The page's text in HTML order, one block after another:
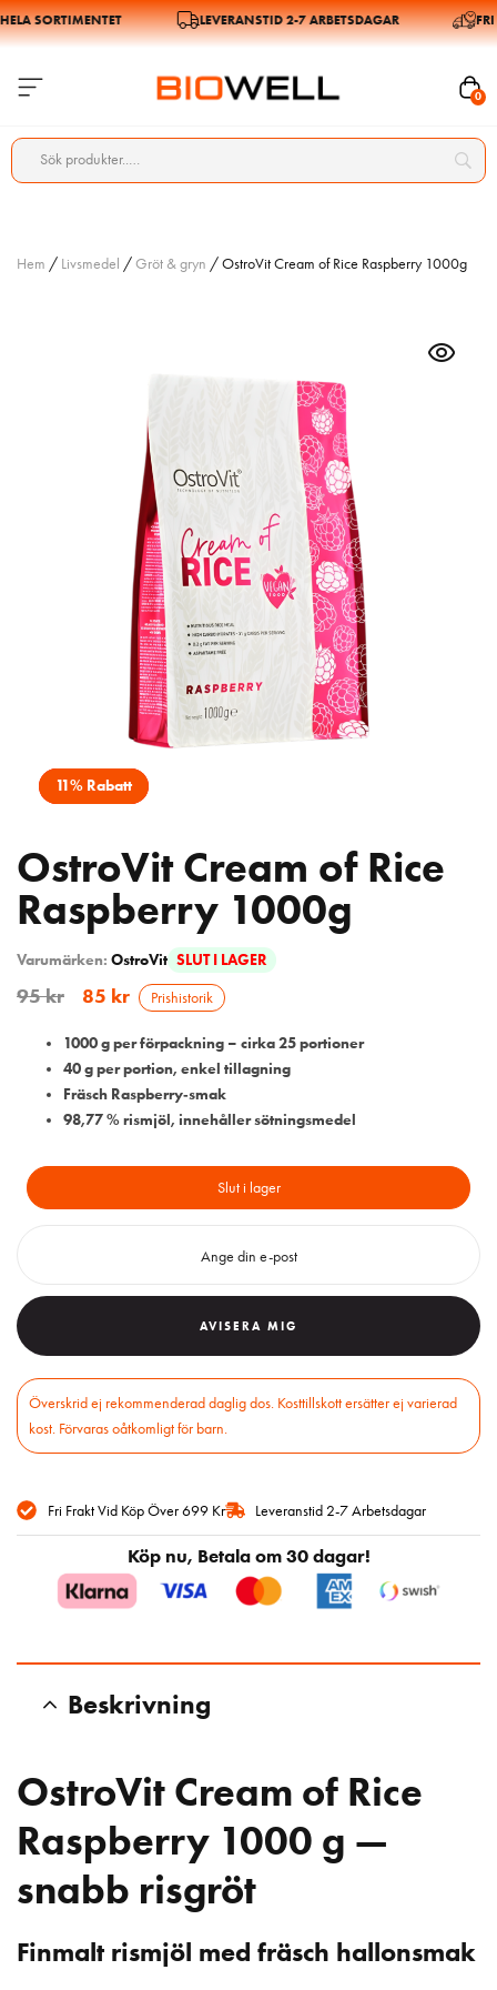
SORTIMENTET LEVERANSTID 2-7 ARBETSDAGAR FRI
0
Hem / Livsmedel /Gröt & gryn / OstroVit Cream of Rice Raspberry 1000g
11% Rabatt
OstroVit Cream of Rice
Raspberry 1000g
Varumärken: OstroVit SLUT I LAGER
95kr 85 kr Prishistorik
1000 g per förpackning – cirka 25 portioner
40 g per portion, enkel tillagning
Fräsch Raspberry‑smak
98,77 % rismjöl, innehåller sötningsmedel
Slut i lager
AVISERA MIG
Fri Frakt Vid Köp Över 699 Kr Leveranstid 2-7 Arbetsdagar
Köp nu, Betala om 30 dagar!
Beskrivning
OstroVit Cream of Rice
Raspberry 1000 g —
snabb risgröt
Finmalt rismjöl med fräsch hallonsmak